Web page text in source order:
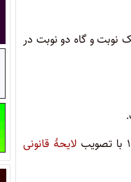
نوبت و گاه دو نوبت در
لایحهٔ قانونی